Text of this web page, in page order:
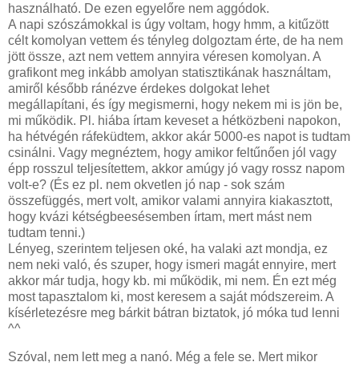
használható. De ezen egyelőre nem aggódok.
A napi szószámokkal is úgy voltam, hogy hmm, a kitűzött
célt komolyan vettem és tényleg dolgoztam érte, de ha nem
jött össze, azt nem vettem annyira véresen komolyan. A
grafikont meg inkább amolyan statisztikának használtam,
amiről később ránézve érdekes dolgokat lehet
megállapítani, és így megismerni, hogy nekem mi is jön be,
mi működik. Pl. hiába írtam keveset a hétközbeni napokon,
ha hétvégén ráfeküdtem, akkor akár 5000-es napot is tudtam
csinálni. Vagy megnéztem, hogy amikor feltűnően jól vagy
épp rosszul teljesítettem, akkor amúgy jó vagy rossz napom
volt-e? (És ez pl. nem okvetlen jó nap - sok szám
összefüggés, mert volt, amikor valami annyira kiakasztott,
hogy kvázi kétségbeesésemben írtam, mert mást nem
tudtam tenni.)
Lényeg, szerintem teljesen oké, ha valaki azt mondja, ez
nem neki való, és szuper, hogy ismeri magát ennyire, mert
akkor már tudja, hogy kb. mi működik, mi nem. Én ezt még
most tapasztalom ki, most keresem a saját módszereim. A
kísérletezésre meg bárkit bátran biztatok, jó móka tud lenni
^^
Szóval, nem lett meg a nanó. Még a fele se. Mert mikor